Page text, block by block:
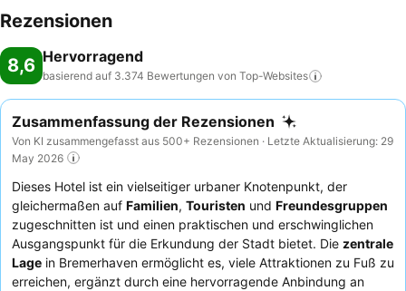
Rezensionen
8,6 Hervorragend
basierend auf 3.374 Bewertungen von Top-Websites
Zusammenfassung der Rezensionen
Von KI zusammengefasst aus 500+ Rezensionen · Letzte Aktualisierung: 29
May 2026
Dieses Hotel ist ein vielseitiger urbaner Knotenpunkt, der
gleichermaßen auf Familien, Touristen und Freundesgruppen
zugeschnitten ist und einen praktischen und erschwinglichen
Ausgangspunkt für die Erkundung der Stadt bietet. Die zentrale
Lage in Bremerhaven ermöglicht es, viele Attraktionen zu Fuß zu
erreichen, ergänzt durch eine hervorragende Anbindung an